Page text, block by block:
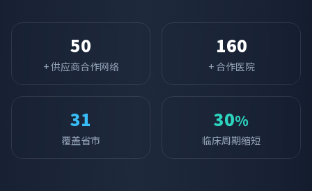
50
+ 供应商合作网络
160
+ 合作医院
31
覆盖省市
30%
临床周期缩短